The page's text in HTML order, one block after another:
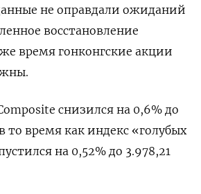
не оправдали ожиданий
восстановление
время гонконгские акции
снизился на 0,6% до
то время как индекс «голубых
на 0,52% до 3.978,21